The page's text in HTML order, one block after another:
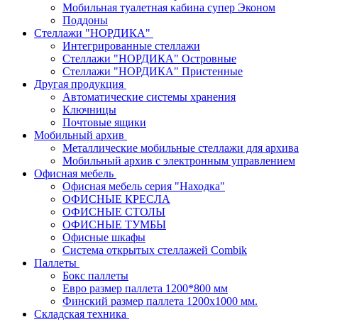
Мобильная туалетная кабина супер Эконом
Поддоны
Стеллажи "НОРДИКА"
Интегрированные стеллажи
Стеллажи "НОРДИКА" Островные
Стеллажи "НОРДИКА" Пристенные
Другая продукция
Автоматические системы хранения
Ключницы
Почтовые ящики
Мобильный архив
Металлические мобильные стеллажи для архива
Мобильный архив с электронным управлением
Офисная мебель
Офисная мебель серия "Находка"
ОФИСНЫЕ КРЕСЛА
ОФИСНЫЕ СТОЛЫ
ОФИСНЫЕ ТУМБЫ
Офисные шкафы
Система открытых стеллажей Combik
Паллеты
Бокс паллеты
Евро размер паллета 1200*800 мм
Финский размер паллета 1200х1000 мм.
Складская техника